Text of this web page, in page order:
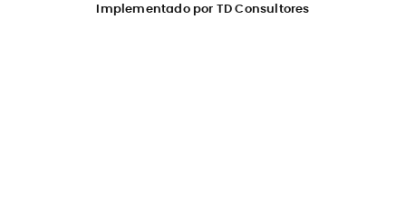
Implementado por TD Consultores